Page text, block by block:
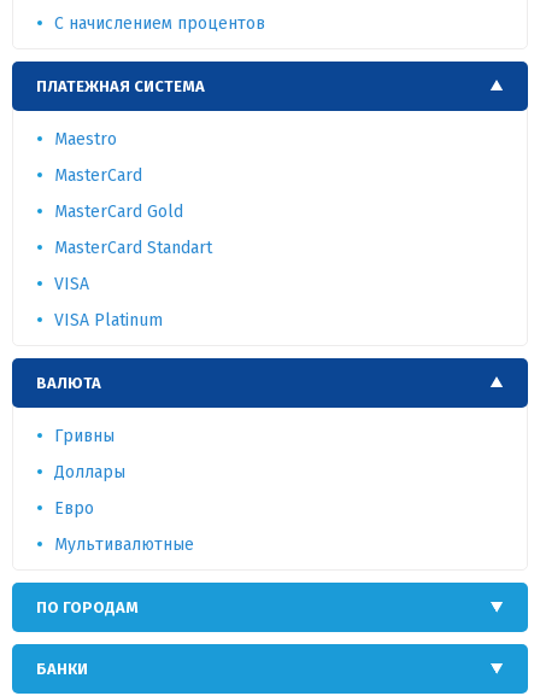
С начислением процентов
ПЛАТЕЖНАЯ СИСТЕМА
Maestro
MasterCard
MasterCard Gold
MasterCard Standart
VISA
VISA Platinum
ВАЛЮТА
Гривны
Доллары
Евро
Мультивалютные
ПО ГОРОДАМ
БАНКИ